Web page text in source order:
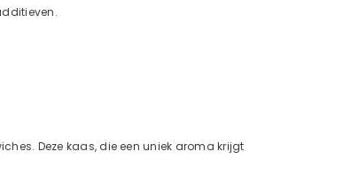
Deze kaas, die een uniek aroma krijgt